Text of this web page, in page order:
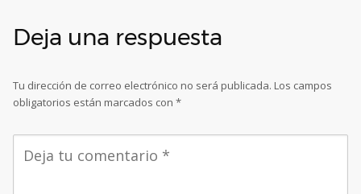
Deja una respuesta
Tu dirección de correo electrónico no será publicada. Los campos
obligatorios están marcados con *